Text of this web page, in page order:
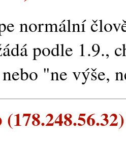
normální
podle 1.9.,
"ne výše,